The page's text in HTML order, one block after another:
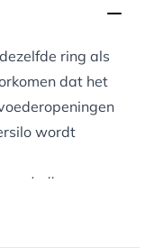
ring als
dat het
wordt
alleen aan
in uw